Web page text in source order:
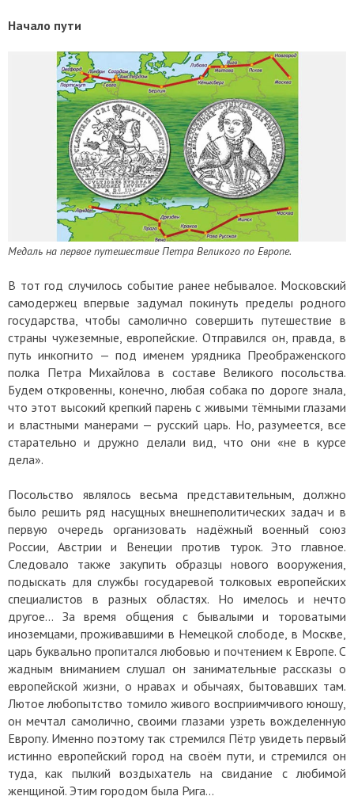
Начало пути
Медаль на первое путешествие Петра Великого по Европе.
В тот год случилось событие ранее небывалое. Московский
самодержец впервые задумал покинуть пределы родного
государства, чтобы самолично совершить путешествие в
страны чужеземные, европейские. Отправился он, правда, в
путь инкогнито — под именем урядника Преображенского
полка Петра Михайлова в составе Великого посольства.
Будем откровенны, конечно, любая собака по дороге знала,
что этот высокий крепкий парень с живыми тёмными глазами
и властными манерами — русский царь. Но, разумеется, все
старательно и дружно делали вид, что они «не в курсе
дела».
Посольство являлось весьма представительным, должно
было решить ряд насущных внешнеполитических задач и в
первую очередь организовать надёжный военный союз
России, Австрии и Венеции против турок. Это главное.
Следовало также закупить образцы нового вооружения,
подыскать для службы государевой толковых европейских
специалистов в разных областях. Но имелось и нечто
другое... За время общения с бывалыми и тороватыми
иноземцами, проживавшими в Немецкой слободе, в Москве,
царь буквально пропитался любовью и почтением к Европе. С
жадным вниманием слушал он занимательные рассказы о
европейской жизни, о нравах и обычаях, бытовавших там.
Лютое любопытство томило живого восприимчивого юношу,
он мечтал самолично, своими глазами узреть вожделенную
Европу. Именно поэтому так стремился Пётр увидеть первый
истинно европейский город на своём пути, и стремился он
туда, как пылкий воздыхатель на свидание с любимой
женщиной. Этим городом была Рига…